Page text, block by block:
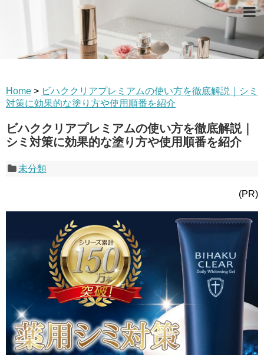
Home > ビハククリアプレミアムの使い方を徹底解説｜シミ
対策に効果的な塗り方や使用順番を紹介
ビハククリアプレミアムの使い方を徹底解説｜
シミ対策に効果的な塗り方や使用順番を紹介
未分類
(PR)